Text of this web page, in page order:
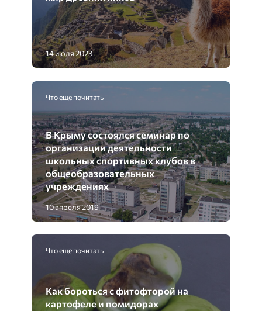
14 июля 2023
Что еще почитать
В Крыму состоялся семинар по
организации деятельности
школьных спортивных клубов в
общеобразовательных
учреждениях
10 апреля 2019
Что еще почитать
Как бороться с фитофторой на
картофеле и помидорах